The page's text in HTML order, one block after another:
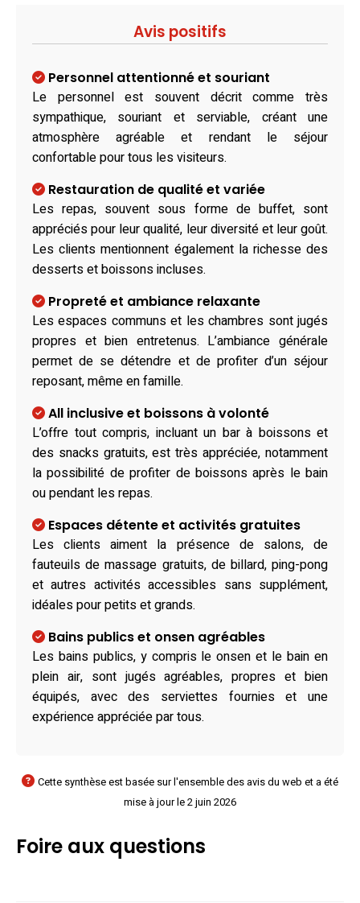
Avis positifs
Personnel attentionné et souriant
Le personnel est souvent décrit comme très
sympathique, souriant et serviable, créant une
atmosphère agréable et rendant le séjour
confortable pour tous les visiteurs.
Restauration de qualité et variée
Les repas, souvent sous forme de buffet, sont
appréciés pour leur qualité, leur diversité et leur goût.
Les clients mentionnent également la richesse des
desserts et boissons incluses.
Propreté et ambiance relaxante
Les espaces communs et les chambres sont jugés
propres et bien entretenus. L’ambiance générale
permet de se détendre et de profiter d’un séjour
reposant, même en famille.
All inclusive et boissons à volonté
L’offre tout compris, incluant un bar à boissons et
des snacks gratuits, est très appréciée, notamment
la possibilité de profiter de boissons après le bain
ou pendant les repas.
Espaces détente et activités gratuites
Les clients aiment la présence de salons, de
fauteuils de massage gratuits, de billard, ping-pong
et autres activités accessibles sans supplément,
idéales pour petits et grands.
Bains publics et onsen agréables
Les bains publics, y compris le onsen et le bain en
plein air, sont jugés agréables, propres et bien
équipés, avec des serviettes fournies et une
expérience appréciée par tous.
Cette synthèse est basée sur l'ensemble des avis du web et a été
mise à jour le 2 juin 2026
Foire aux questions